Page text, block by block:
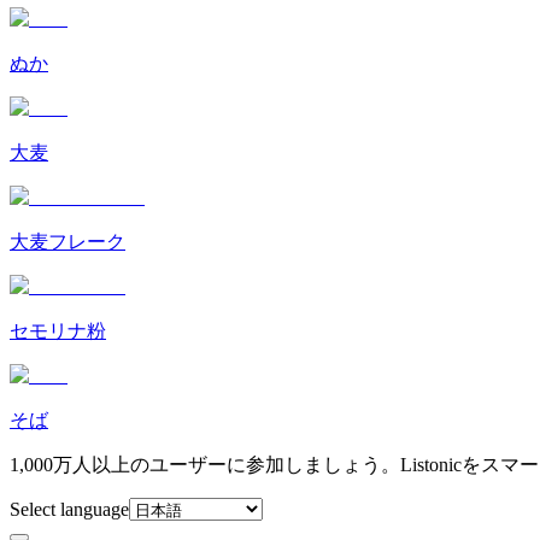
ぬか
大麦
大麦フレーク
セモリナ粉
そば
1,000万人以上のユーザーに参加しましょう。Listonicをスマ
Select language